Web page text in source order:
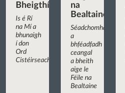
Bheigthí
Is é Rí
na Mí a
bhunaigh
í don
Ord
Cistéirseach
na
Bealtaine
Séadchomhartha
a
bhféadfadh
ceangal
a bheith
aige le
Féile na
Bealtaine